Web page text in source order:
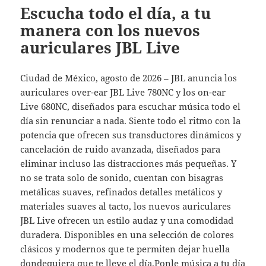
Escucha todo el día, a tu
manera con los nuevos
auriculares JBL Live
Ciudad de México, agosto de 2026 – JBL anuncia los
auriculares over-ear JBL Live 780NC y los on-ear
Live 680NC, diseñados para escuchar música todo el
día sin renunciar a nada. Siente todo el ritmo con la
potencia que ofrecen sus transductores dinámicos y
cancelación de ruido avanzada, diseñados para
eliminar incluso las distracciones más pequeñas. Y
no se trata solo de sonido, cuentan con bisagras
metálicas suaves, refinados detalles metálicos y
materiales suaves al tacto, los nuevos auriculares
JBL Live ofrecen un estilo audaz y una comodidad
duradera. Disponibles en una selección de colores
clásicos y modernos que te permiten dejar huella
dondequiera que te lleve el día.Ponle música a tu día